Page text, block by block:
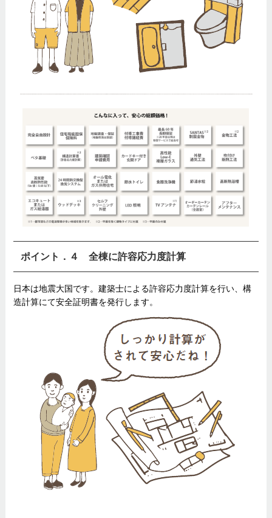
ポイント．４ 全棟に許容応力度計算
日本は地震大国です。建築士による許容応力度計算を行い、構
造計算にて安全証明書を発行します。